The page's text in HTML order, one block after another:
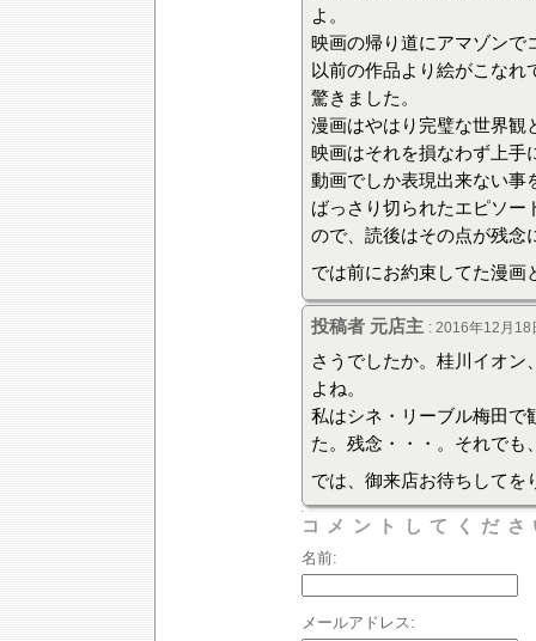
よ。
映画の帰り道にアマゾンで
以前の作品より絵がこなれ
驚きました。
漫画はやはり完璧な世界観
映画はそれを損なわず上手
動画でしか表現出来ない事
ばっさり切られたエピソー
ので、読後はその点が残念
では前にお約束してた漫画
投稿者 元店主 : 2016年12月18
さうでしたか。桂川イオ
よね。
私はシネ・リーブル梅田で
た。残念・・・。それでも
では、御来店お待ちしてを
コメントしてくだ
名前:
メールアドレス: